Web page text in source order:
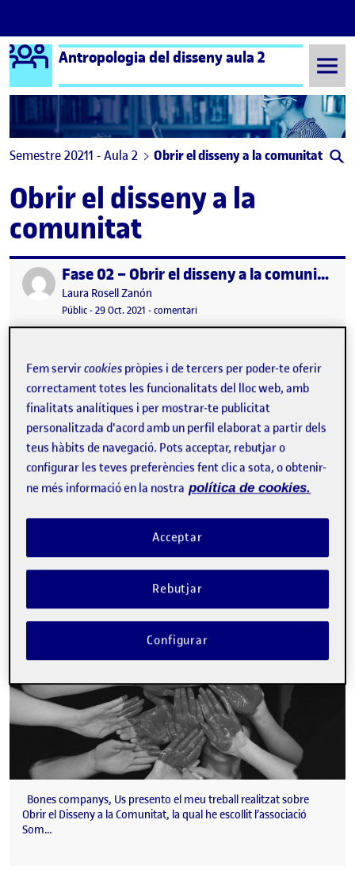
Saltar al contingut
Logo Ágora
Antropologia del disseny aula 2
Semestre 20211 - Aula 2 Obrir el disseny a la comunitat
Obrir el disseny a la
comunitat
Publicat per Fase 02 – Obrir el disseny a la comunitat: Compondre el kit de camp
Publicat per
Laura Rosell Zanón
Visibilitat:
Públic-Data de publicació
29 Oct. 2021 -comentariel Fase 02 – Obrir el disseny a la
Publicat per
Publicat per
Laura Rosell Zanón
Visibilitat:
Públic -Data de publicació
29 Oct. 2021- comentariel Fase 01 – Obrir el disseny a la
Obrir el disseny a la comunitat …
Publicat per
Cèlia Ortiz Parella
Bones companys, Us presento el meu treball realitzat sobre
Obrir el Disseny a la Comunitat, la qual he escollit l’associació
Som…
Fem servircookies pròpies i de tercers per poder-te oferir
correctament totes les funcionalitats del lloc web, amb
finalitats analítiques i per mostrar-te publicitat
personalitzada d'acord amb un perfil elaborat a partir dels
teus hàbits de navegació. Pots acceptar, rebutjar o
configurar les teves preferències fent clic a sota, o obtenir-
ne més informació en la nostra política de cookies.
Rebutjar
Acceptar
Configurar